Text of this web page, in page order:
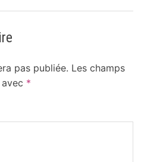
pas publiée. Les champs
*